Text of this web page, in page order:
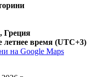
Греция
летнее время (UTC+3)
на Google Maps